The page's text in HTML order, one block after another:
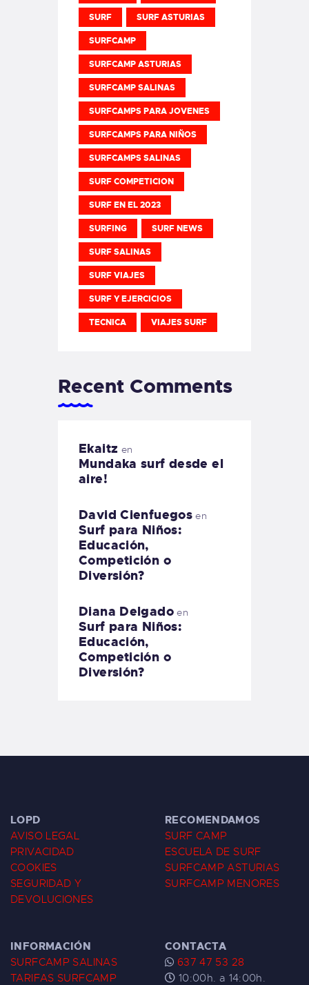
SURF SURF ASTURIAS
SURFCAMP
SURFCAMP ASTURIAS
SURFCAMP SALINAS
SURFCAMPS PARA JOVENES
SURFCAMPS PARA NIÑOS
SURFCAMPS SALINAS
SURF COMPETICION
SURF EN EL 2023
SURFING SURF NEWS
SURF SALINAS
SURF VIAJES
SURF Y EJERCICIOS
TECNICA VIAJES SURF
Recent Comments
Ekaitz en
Mundaka surf desde el
aire!
David Cienfuegos en
Surf para Niños:
Educación,
Competición o
Diversión?
Diana Delgadoen
Surf para Niños:
Educación,
Competición o
Diversión?
LOPD
AVISO LEGAL
PRIVACIDAD
COOKIES
SEGURIDAD Y
DEVOLUCIONES
RECOMENDAMOS
SURF CAMP
ESCUELA DE SURF
SURFCAMP ASTURIAS
SURFCAMP MENORES
INFORMACIÓN
SURFCAMP SALINAS
TARIFAS SURFCAMP
CONTACTA
637 47 53 28
10:00h. a 14:00h.